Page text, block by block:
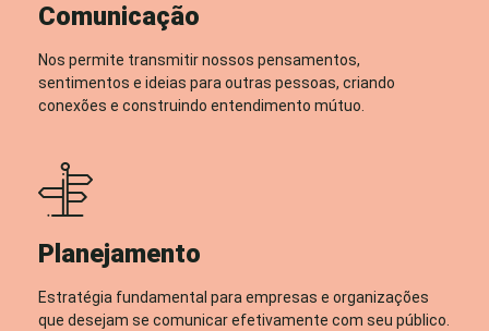
Comunicação
Nos permite transmitir nossos pensamentos,
sentimentos e ideias para outras pessoas, criando
conexões e construindo entendimento mútuo.
Planejamento
Estratégia fundamental para empresas e organizações
que desejam se comunicar efetivamente com seu público.